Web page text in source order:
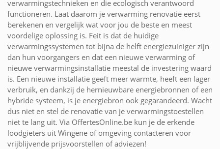
verwarmingstechnieken en die ecologisch verantwoord
functioneren. Laat daarom je verwarming renovatie eerst
berekenen en vergelijk wat voor jou de beste en meest
voordelige oplossing is. Feit is dat de huidige
verwarmingssystemen tot bijna de helft energiezuiniger zijn
dan hun voorgangers en dat een nieuwe verwarming of
nieuwe verwarmingsinstallatie meestal de investering waard
is. Een nieuwe installatie geeft meer warmte, heeft een lager
verbruik, en dankzij de hernieuwbare energiebronnen of een
hybride systeem, is je energiebron ook gegarandeerd. Wacht
dus niet en stel de renovatie van je verwarmingstoestellen
niet te lang uit. Via OffertesOnline.be kun je de erkende
loodgieters uit Wingene of omgeving contacteren voor
vrijblijvende prijsvoorstellen of adviezen!